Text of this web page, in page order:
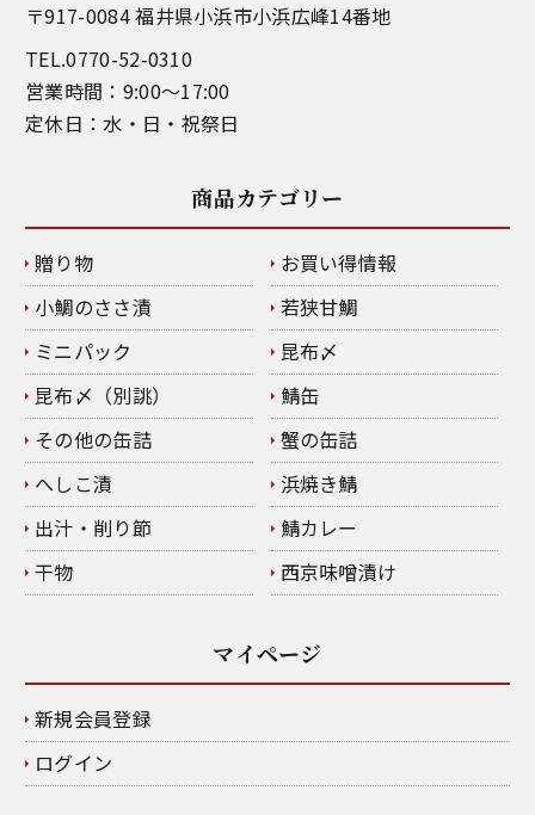
〒917-0084 福井県小浜市小浜広峰14番地
TEL.0770-52-0310
営業時間：9:00～17:00
定休日：水・日・祝祭日
商品カテゴリー
贈り物
お買い得情報
小鯛のささ漬
若狭甘鯛
ミニパック
昆布〆
昆布〆（別誂）
鯖缶
その他の缶詰
蟹の缶詰
へしこ漬
浜焼き鯖
出汁・削り節
鯖カレー
干物
西京味噌漬け
マイページ
新規会員登録
ログイン